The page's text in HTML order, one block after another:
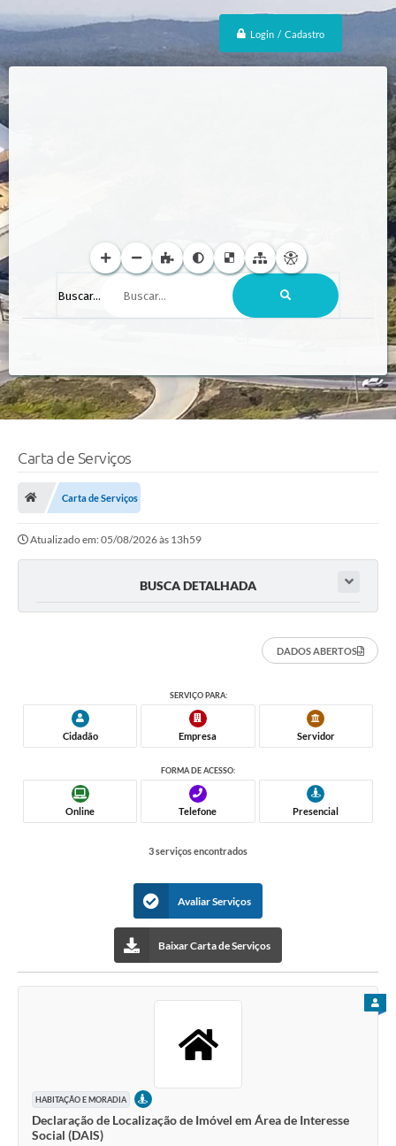
Login / Cadastro
Buscar...
Carta de Serviços
Carta de Serviços
Atualizado em: 05/08/2026 às 13h59
BUSCA DETALHADA
DADOS ABERTOS
SERVIÇO PARA:
Cidadão Empresa Servidor
FORMA DE ACESSO:
Online Telefone Presencial
3 serviços encontrados
Avaliar Serviços
Baixar Carta de Serviços
HABITAÇÃO E MORADIA PRESENCIAL
Declaração de Localização de Imóvel em Área de Interesse
Social (DAIS)